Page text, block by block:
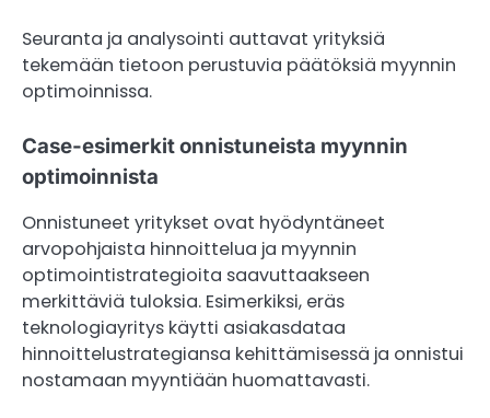
Seuranta ja analysointi auttavat yrityksiä
tekemään tietoon perustuvia päätöksiä myynnin
optimoinnissa.
Case-esimerkit onnistuneista myynnin
optimoinnista
Onnistuneet yritykset ovat hyödyntäneet
arvopohjaista hinnoittelua ja myynnin
optimointistrategioita saavuttaakseen
merkittäviä tuloksia. Esimerkiksi, eräs
teknologiayritys käytti asiakasdataa
hinnoittelustrategiansa kehittämisessä ja onnistui
nostamaan myyntiään huomattavasti.